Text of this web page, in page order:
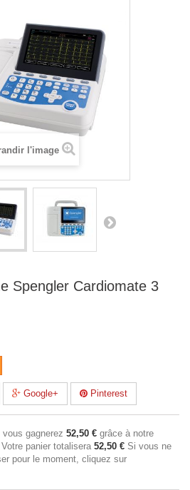
l'image
Spengler Cardiomate 3
Google+ Pinterest
gagnerez 52,50 € grâce à notre
panier totalisera 52,50 € Si vous ne
pour le moment, cliquez sur